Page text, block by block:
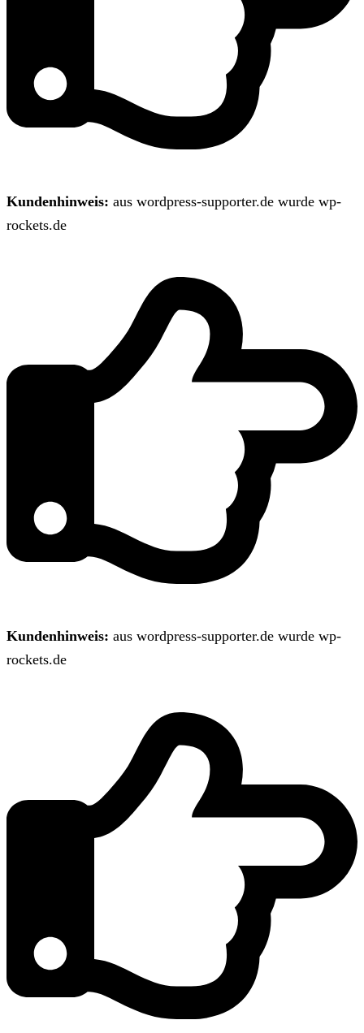
Kundenhinweis: aus wordpress-supporter.de wurde wp-
rockets.de
Kundenhinweis: aus wordpress-supporter.de wurde wp-
rockets.de